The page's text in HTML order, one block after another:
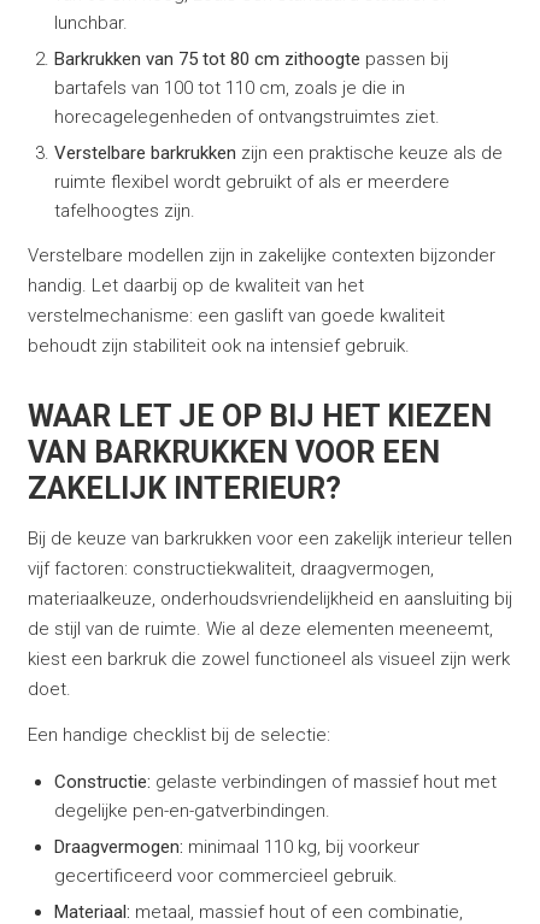
lunchbar.
Barkrukken van 75 tot 80 cm zithoogte passen bij
bartafels van 100 tot 110 cm, zoals je die in
horecagelegenheden of ontvangstruimtes ziet.
Verstelbare barkrukken zijn een praktische keuze als de
ruimte flexibel wordt gebruikt of als er meerdere
tafelhoogtes zijn.
Verstelbare modellen zijn in zakelijke contexten bijzonder
handig. Let daarbij op de kwaliteit van het
verstelmechanisme: een gaslift van goede kwaliteit
behoudt zijn stabiliteit ook na intensief gebruik.
WAAR LET JE OP BIJ HET KIEZEN
VAN BARKRUKKEN VOOR EEN
ZAKELIJK INTERIEUR?
Bij de keuze van barkrukken voor een zakelijk interieur tellen
vijf factoren: constructiekwaliteit, draagvermogen,
materiaalkeuze, onderhoudsvriendelijkheid en aansluiting bij
de stijl van de ruimte. Wie al deze elementen meeneemt,
kiest een barkruk die zowel functioneel als visueel zijn werk
doet.
Een handige checklist bij de selectie:
Constructie: gelaste verbindingen of massief hout met
degelijke pen-en-gatverbindingen.
Draagvermogen: minimaal 110 kg, bij voorkeur
gecertificeerd voor commercieel gebruik.
Materiaal: metaal, massief hout of een combinatie,